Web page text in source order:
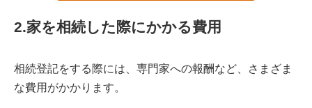
2.家を相続した際にかかる費用
相続登記をする際には、専門家への報酬など、さまざま
な費用がかかります。